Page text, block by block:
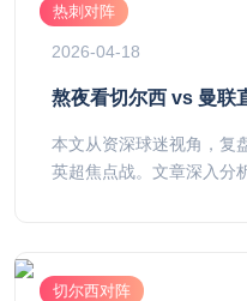
热刺对阵
2026-04-18
熬夜看切尔西 vs 曼联
本文从资深球迷视角，复
英超焦点战。文章深入分
切尔西对阵